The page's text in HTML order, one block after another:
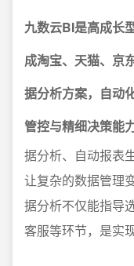
九数云BI是高成长
成淘宝、天猫、京
据分析方案，自动
管控与精细决策能力
据分析、自动报表
让复杂的数据管理
据分析不仅能指导
客服等环节，是实